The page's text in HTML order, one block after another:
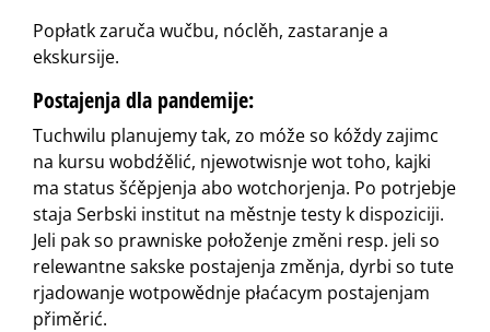
Popłatk zaruča wučbu, nóclěh, zastaranje a
ekskursije.
Postajenja dla pandemije:
Tuchwilu planujemy tak, zo móže so kóždy zajimc
na kursu wobdźělić, njewotwisnje wot toho, kajki
ma status šćěpjenja abo wotchorjenja. Po potrjebje
staja Serbski institut na městnje testy k dispoziciji.
Jeli pak so prawniske połoženje změni resp. jeli so
relewantne sakske postajenja změnja, dyrbi so tute
rjadowanje wotpowědnje płaćacym postajenjam
přiměrić.